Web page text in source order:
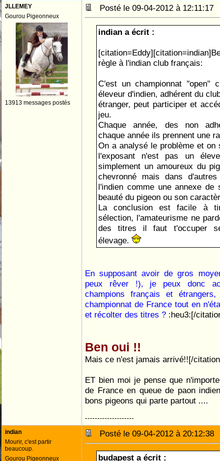
JLLEMEY
Gourou Pigeonneux
13913 messages postés
Posté le 09-04-2012 à
indian a écrit :
règle à l'indian club français:
C'est un championnat ''open''
éleveur d'indien, adhérent du
étranger, peut participer et
jeu.
Chaque année, des non
chaque année ils prennent une
On a analysé le problème et on
l'exposant n'est pas un
simplement un amoureux du
chevronné mais dans
l'indien comme une annexe de
beauté du pigeon ou son
La conclusion est facile à
sélection, l'amateurisme ne
des titres il faut t'occuper
élevage.
En supposant avoir de gros
peux rêver !), je peux donc
champions français et
championnat de France tout en
et récolter des titres ? :heu3:[/
Ben oui !!
Mais ce n'est jamais arrivé!![/
ET bien moi je pense que
de France en queue de paon
bons pigeons qui parte partout ....
--------------------
indian
Mourir, c'est partir
beaucoup.
Gourou Pigeonneux
Posté le 09-04-2012 à
budapest a écrit :